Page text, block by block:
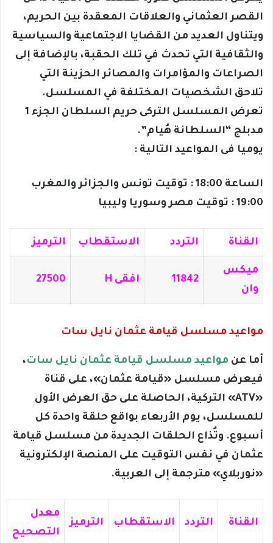
القصر العثماني والعلاقات المعقدة بين الحريم،
ويتناول العديد من القضايا الاجتماعية والسياسية
والثقافية التي تحدث في تلك الحقبة، بالإضافة إلى
الصراعات والمؤامرات والمصائر الحزينة التي
تلاحق الشخصيات المختلفة في المسلسل.
تعرض المسلسل التركى حريم السلطان الجزء 1
مدبلج “السلطانة هُيام”.
يوميا فى المواعيد التالية :
الساعة 18:00 : توقيت تونس والجزائر والمغرب
19:00 : توقيت مصر وسوريا وليبيا
القناة التردد الاستقطاب الترميز
ميكس
وان
11842 افقى H 27500
مواعيد مسلسل قيامة عثمان نايل سات
أما عن مواعيد مسلسل قيامة عثمان نايل سات،
فيعرض مسلسل «قيامة عثمان»، على قناة
«ATV» التركية، الحاصلة على حق العرض الأول
للمسلسل، يوم الأربعاء بواقع حلقة واحدة كل
أسبوع. وتُذاع الحلقات الجديدة من مسلسل قيامة
عثمان في نفس التوقيت على المنصة الإلكترونية
«نوربلاي» مترجمة إلى العربية.
القناة التردد الاستقطاب الترميز
معدل
التصحيح